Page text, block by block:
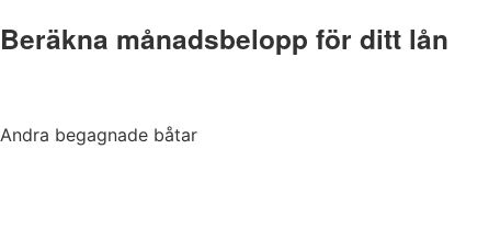
Andra begagnade båtar